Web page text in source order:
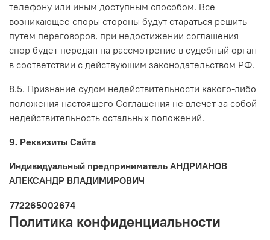
телефону или иным доступным способом. Все
возникающее споры стороны будут стараться решить
путем переговоров, при недостижении соглашения
спор будет передан на рассмотрение в судебный орган
в соответствии с действующим законодательством РФ.
8.5. Признание судом недействительности какого-либо
положения настоящего Соглашения не влечет за собой
недействительность остальных положений.
9. Реквизиты Сайта
Индивидуальный предприниматель АНДРИАНОВ
АЛЕКСАНДР ВЛАДИМИРОВИЧ
772265002674
Политика конфиденциальности